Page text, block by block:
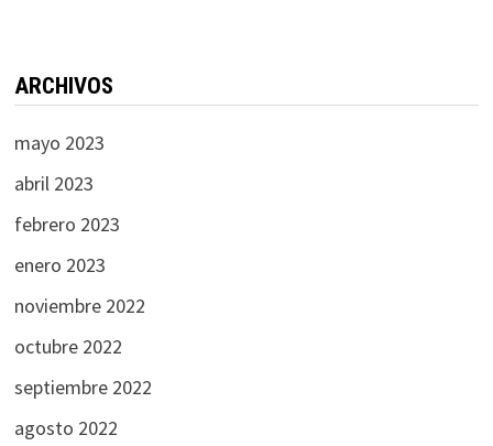
ARCHIVOS
mayo 2023
abril 2023
febrero 2023
enero 2023
noviembre 2022
octubre 2022
septiembre 2022
agosto 2022